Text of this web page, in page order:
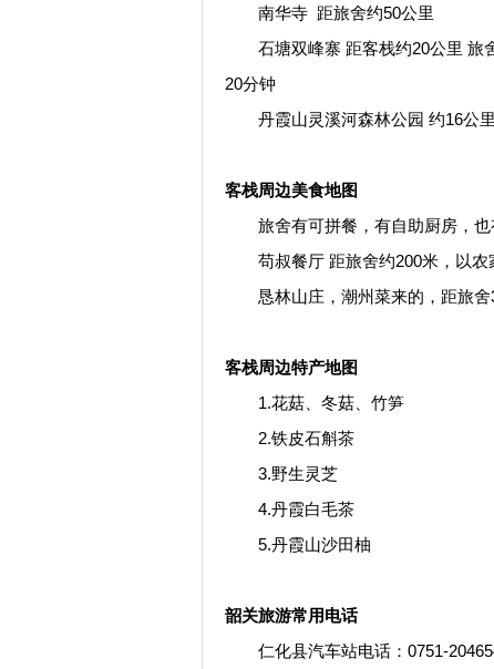
南华寺 距旅舍约50公里
石塘双峰寨 距客栈约20公里 旅
20分钟
丹霞山灵溪河森林公园 约16公里
客栈周边美食地图
旅舍有可拼餐，有自助厨房，也
苟叔餐厅 距旅舍约200米，以农
恳林山庄，潮州菜来的，距旅舍
客栈周边特产地图
1.花菇、冬菇、竹笋
2.铁皮石斛茶
3.野生灵芝
4.丹霞白毛茶
5.丹霞山沙田柚
韶关旅游常用电话
仁化县汽车站电话：0751-